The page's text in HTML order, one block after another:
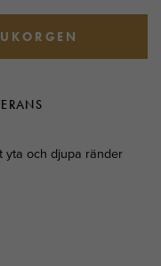
yta och djupa ränder